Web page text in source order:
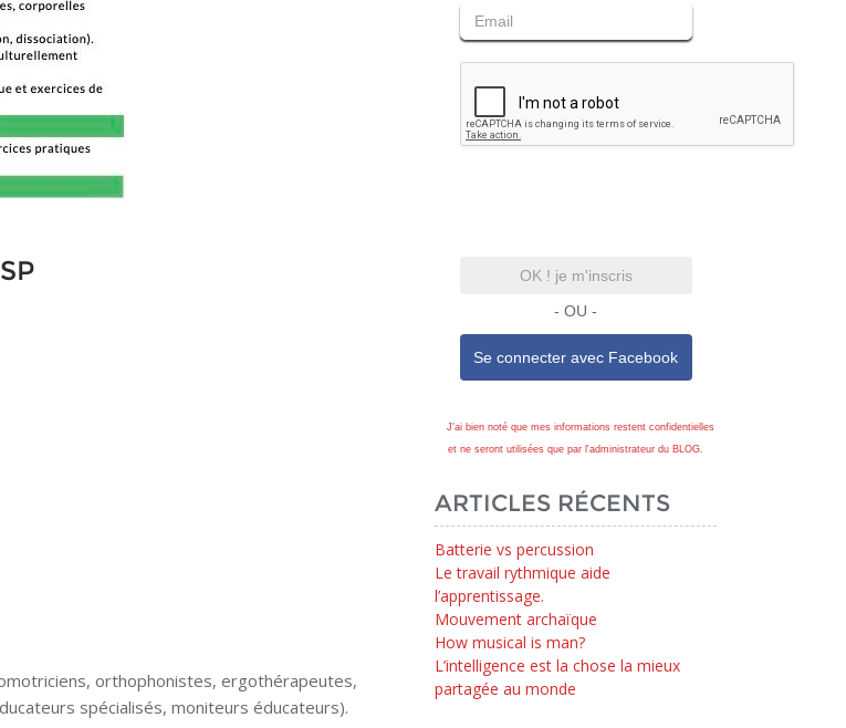
orthophonistes, ergothérapeutes,
spécialisés, moniteurs éducateurs).
OK ! je m'inscris
- OU -
Se connecter avec Facebook
J'ai bien noté que mes informations restent confidentielles
et ne seront utilisées que par l'administrateur du BLOG.
ARTICLES RÉCENTS
Batterie vs percussion
Le travail rythmique aide
l’apprentissage.
Mouvement archaïque
How musical is man?
L’intelligence est la chose la mieux
partagée au monde